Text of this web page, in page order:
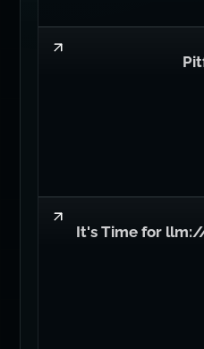
It's Time for